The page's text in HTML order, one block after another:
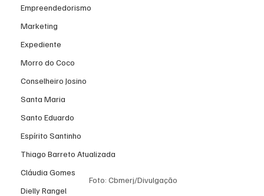
Empreendedorismo
Marketing
Expediente
Morro do Coco
Conselheiro Josino
Santa Maria
Santo Eduardo
Espírito Santinho
Thiago Barreto Atualizada
Cláudia Gomes
Dielly Rangel
Foto: Cbmerj/Divulgação